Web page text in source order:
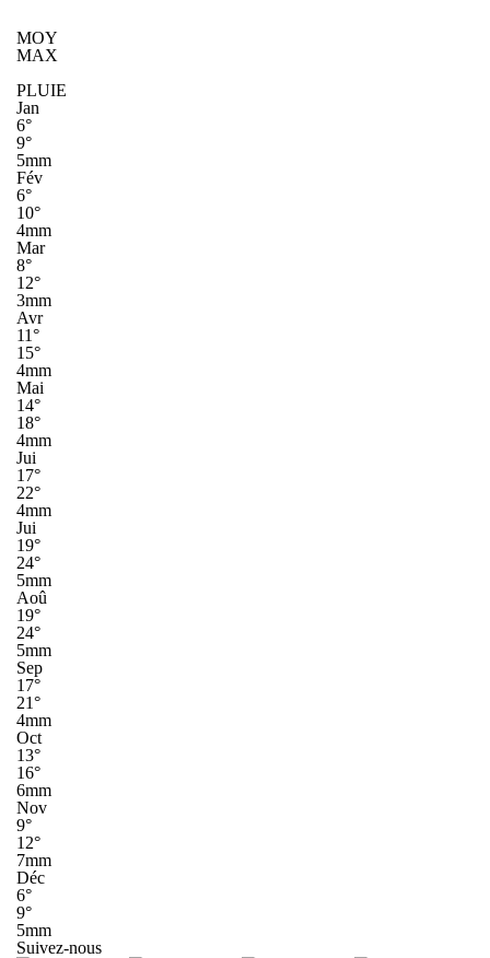
MOY
MAX
PLUIE
Jan
6°
9°
5mm
Fév
6°
10°
4mm
Mar
8°
12°
3mm
Avr
11°
15°
4mm
Mai
14°
18°
4mm
Jui
17°
22°
4mm
Jui
19°
24°
5mm
Aoû
19°
24°
5mm
Sep
17°
21°
4mm
Oct
13°
16°
6mm
Nov
9°
12°
7mm
Déc
6°
9°
5mm
Suivez-nous